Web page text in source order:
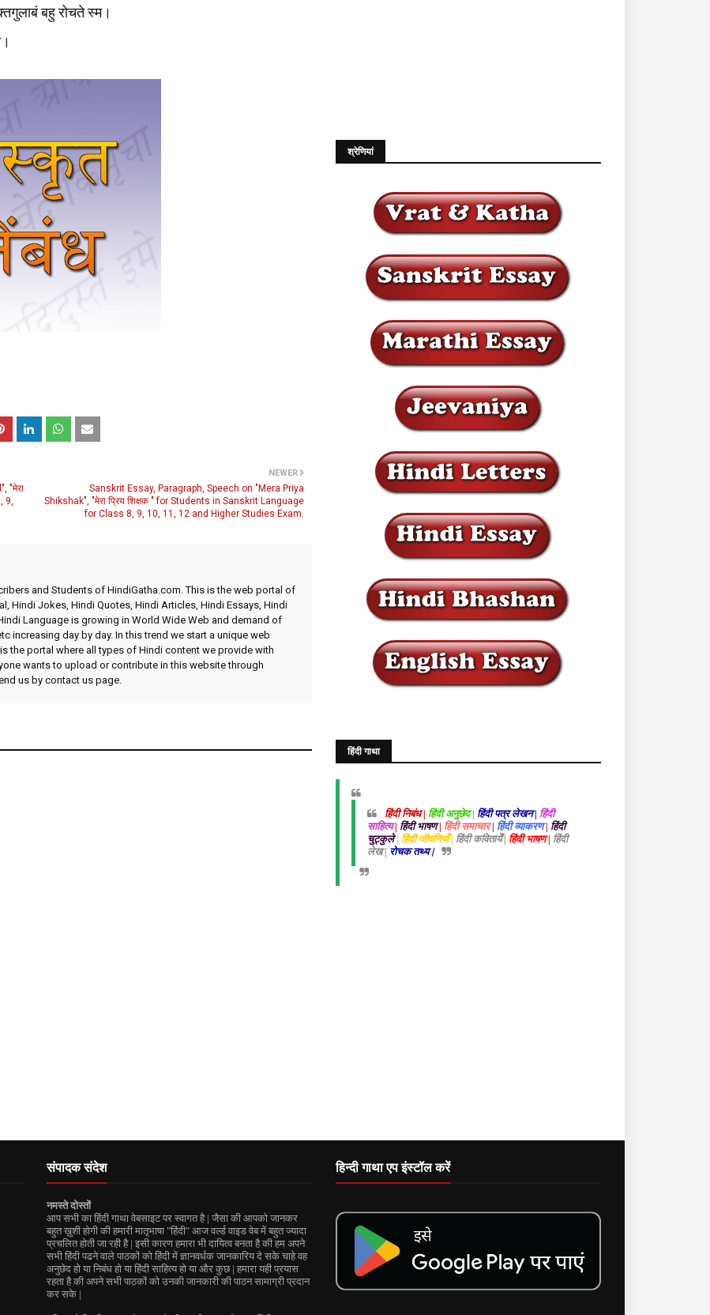
बहु रोचते स्म।
NEWER
Sanskrit Essay, Paragraph, Speech on "Mera Priya
Shikshak", "मेरा प्रिय शिक्षक " for Students in Sanskrit Language
for Class 8, 9, 10, 11, 12 and Higher Studies Exam.
"मेरा
9,
and Students of HindiGatha.com. This is the web portal of
Hindi Jokes, Hindi Quotes, Hindi Articles, Hindi Essays, Hindi
Language is growing in World Wide Web and demand of
increasing day by day. In this trend we start a unique web
the portal where all types of Hindi content we provide with
wants to upload or contribute in this website through
us by contact us page.
श्रेणियां
हिंदी गाथा
हिंदी निबंध | हिंदी अनुछेद | हिंदी पत्र लेखन | हिंदी
साहित्य| हिंदी भाषण| हिंदी समाचार| हिंदी व्याकरण| हिंदी
चुट्कुले| हिंदी जीवनियाँ | हिंदी कवितायेँ | हिंदी भाषण | हिंदी
लेख | रोचक तथ्य |
संपादक संदेश
नमस्ते दोस्तों
आप सभी का हिंदी गाथा वेबसाइट पर स्वागत है | जैसा की आपको जानकर
बहुत ख़ुशी होगी की हमारी मातृभाषा "हिंदी" आज वर्ल्ड वाइड वेब में बहुत ज्यादा
प्रचलित होती जा रही है | इसी कारण हमारा भी दायित्व बनता है की हम अपने
सभी हिंदी पढने वाले पाठकों को हिंदी में ज्ञानवर्धक जानकारिय दे सके चाहे वह
अनुछेद हो या निबंध हो या हिंदी साहित्य हो या और कुछ | हमारा यही प्रयास
रहता है की अपने सभी पाठकों को उनकी जानकारी की पाठन सामाग्री प्रदान
कर सके |
हिन्दी गाथा एप इंस्टॉल करें